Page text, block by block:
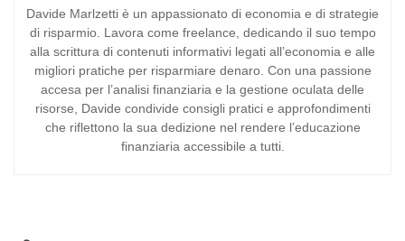
Davide Marlzetti è un appassionato di economia e di strategie
di risparmio. Lavora come freelance, dedicando il suo tempo
alla scrittura di contenuti informativi legati all’economia e alle
migliori pratiche per risparmiare denaro. Con una passione
accesa per l’analisi finanziaria e la gestione oculata delle
risorse, Davide condivide consigli pratici e approfondimenti
che riflettono la sua dedizione nel rendere l’educazione
finanziaria accessibile a tutti.